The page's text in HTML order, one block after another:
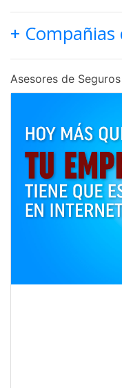
+ Compañias
Asesores de Seguros